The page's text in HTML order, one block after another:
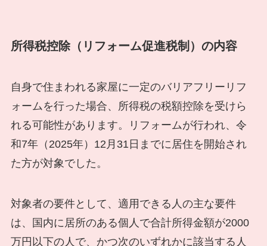
所得税控除（リフォーム促進税制）の内容
自身で住まわれる家屋に一定のバリアフリーリフ
ォームを行った場合、所得税の税額控除を受けら
れる可能性があります。リフォームが行われ、令
和7年（2025年）12月31日までに居住を開始され
た方が対象でした。
対象者の要件として、適用できる人の主な要件
は、国内に居所のある個人で合計所得金額が2000
万円以下の人で、かつ次のいずれかに該当する人